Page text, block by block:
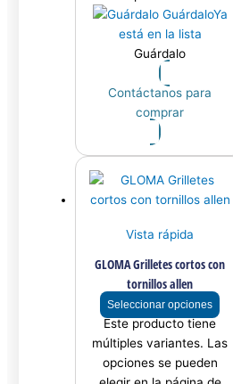
GuárdaloYa
está en la lista
Guárdalo
Contáctanos para
comprar
Vista rápida
GLOMA Grilletes cortos con
tornillos allen
Seleccionar opciones
Este producto tiene
múltiples variantes. Las
opciones se pueden